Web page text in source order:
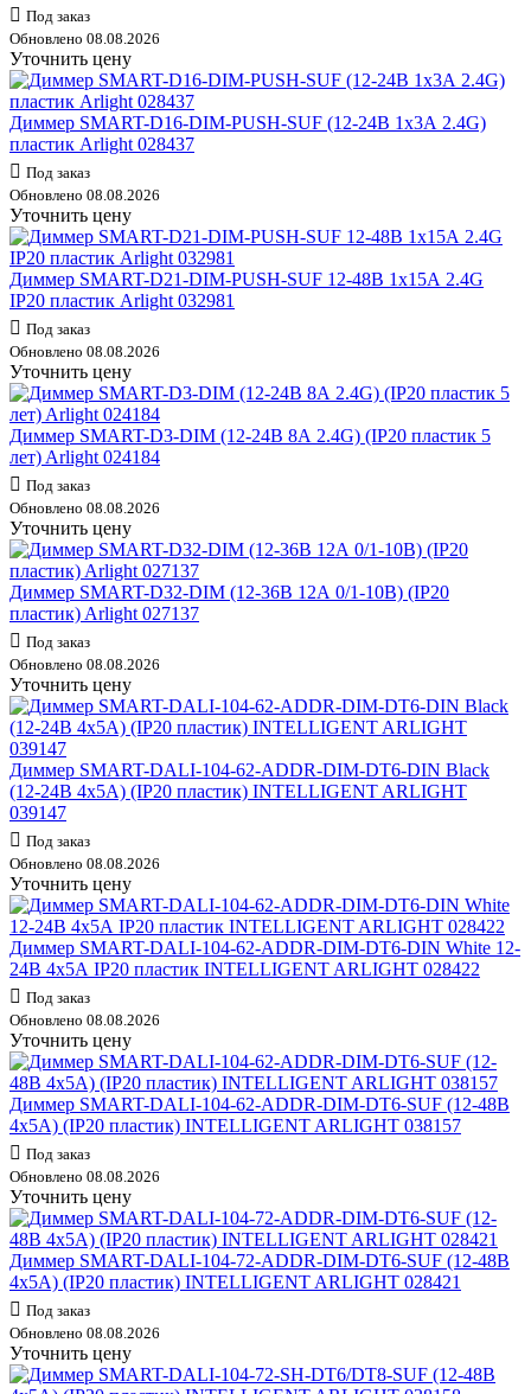
Под заказ
Обновлено 08.08.2026
Уточнить цену
Диммер SMART-D16-DIM-PUSH-SUF (12-24В 1х3А 2.4G)
пластик Arlight 028437
Под заказ
Обновлено 08.08.2026
Уточнить цену
Диммер SMART-D21-DIM-PUSH-SUF 12-48В 1х15А 2.4G
IP20 пластик Arlight 032981
Под заказ
Обновлено 08.08.2026
Уточнить цену
Диммер SMART-D3-DIM (12-24В 8А 2.4G) (IP20 пластик 5
лет) Arlight 024184
Под заказ
Обновлено 08.08.2026
Уточнить цену
Диммер SMART-D32-DIM (12-36В 12А 0/1-10В) (IP20
пластик) Arlight 027137
Под заказ
Обновлено 08.08.2026
Уточнить цену
Диммер SMART-DALI-104-62-ADDR-DIM-DT6-DIN Black
(12-24В 4х5А) (IP20 пластик) INTELLIGENT ARLIGHT
039147
Под заказ
Обновлено 08.08.2026
Уточнить цену
Диммер SMART-DALI-104-62-ADDR-DIM-DT6-DIN White 12-
24В 4х5А IP20 пластик INTELLIGENT ARLIGHT 028422
Под заказ
Обновлено 08.08.2026
Уточнить цену
Диммер SMART-DALI-104-62-ADDR-DIM-DT6-SUF (12-48В
4х5А) (IP20 пластик) INTELLIGENT ARLIGHT 038157
Под заказ
Обновлено 08.08.2026
Уточнить цену
Диммер SMART-DALI-104-72-ADDR-DIM-DT6-SUF (12-48В
4х5А) (IP20 пластик) INTELLIGENT ARLIGHT 028421
Под заказ
Обновлено 08.08.2026
Уточнить цену